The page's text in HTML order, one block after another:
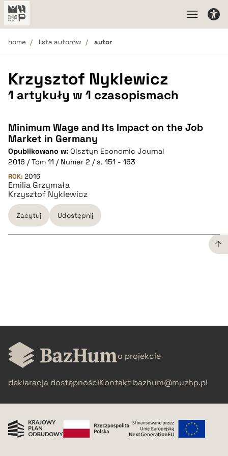
home lista autorów autor
Krzysztof Nyklewicz
1 artykuły w 1 czasopismach
Minimum Wage and Its Impact on the Job
Market in Germany
Opublikowano w: Olsztyn Economic Journal
2016 / Tom 11 / Numer 2 / s. 151 - 163
ROK: 2016
Emilia Grzymała
Krzysztof Nyklewicz
Zacytuj Udostępnij
BIBTEX
pobierz cytat o projekcie
deklaracja dostępnościKontakt bazhum@muzhp.pl